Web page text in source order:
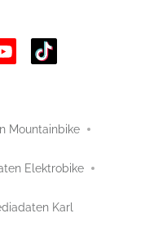
Mountainbike
Elektrobike
Karl